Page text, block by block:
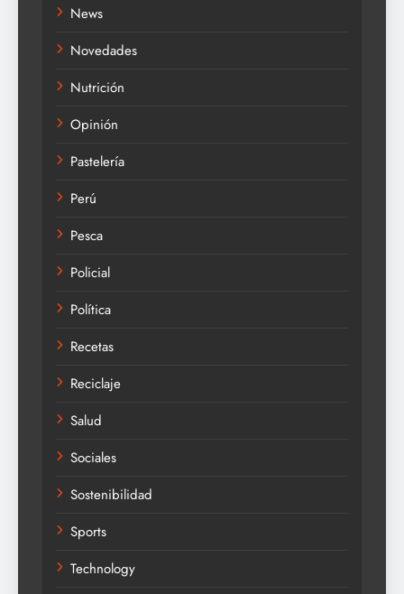
News
Novedades
Nutrición
Opinión
Pastelería
Perú
Pesca
Policial
Política
Recetas
Reciclaje
Salud
Sociales
Sostenibilidad
Sports
Technology